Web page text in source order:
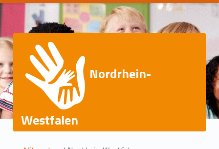
Nordrhein-
Westfalen